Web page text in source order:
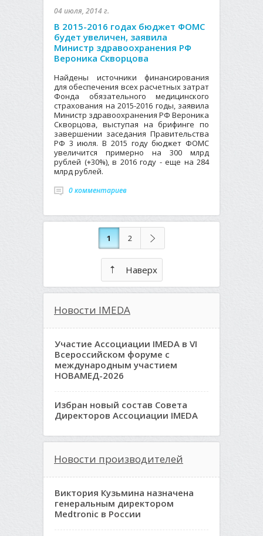
04 июля, 2014 г.
В 2015-2016 годах бюджет ФОМС
будет увеличен, заявила
Министр здравоохранения РФ
Вероника Скворцова
Найдены источники финансирования
для обеспечения всех расчетных затрат
Фонда обязательного медицинского
страхования на 2015-2016 годы, заявила
Министр здравоохранения РФ Вероника
Скворцова, выступая на брифинге по
завершении заседания Правительства
РФ 3 июля. В 2015 году бюджет ФОМС
увеличится примерно на 300 млрд
рублей (+30%), в 2016 году - еще на 284
млрд рублей.
0 комментариев
1 2
Наверх
Новости IMEDA
Участие Ассоциации IMEDA в VI
Всероссийском форуме с
международным участием
НОВАМЕД-2026
Избран новый состав Совета
Директоров Ассоциации IMEDA
Новости производителей
Виктория Кузьмина назначена
генеральным директором
Medtronic в России